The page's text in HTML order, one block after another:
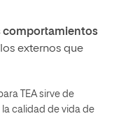
comportamientos
externos que
TEA sirve de
calidad de vida de